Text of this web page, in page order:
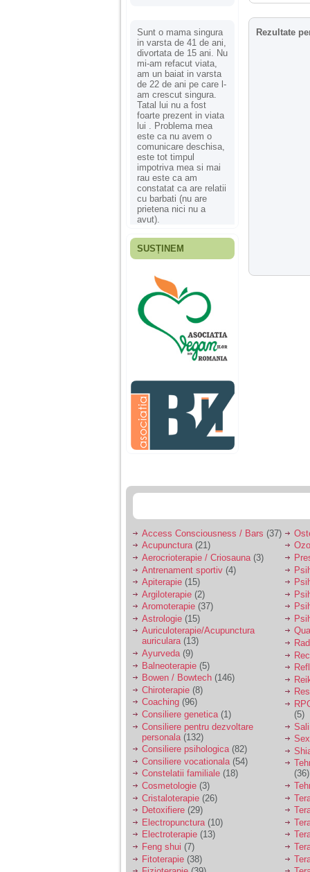
Sunt o mama singura
in varsta de 41 de ani,
divortata de 15 ani. Nu
mi-am refacut viata,
am un baiat in varsta
de 22 de ani pe care l-
am crescut singura.
Tatal lui nu a fost
foarte prezent in viata
lui . Problema mea
este ca nu avem o
comunicare deschisa,
este tot timpul
impotriva mea si mai
rau este ca am
constatat ca are relatii
cu barbati (nu are
prietena nici nu a
avut).
Fiica mea s-a nascut
ani, privind in urma
realizez cat de multe
greseli am facut in
educatia si cresterea
ei, am fost o mama
egoista, preocupata
de implinirea
profesionala, cand ea
era mica am neglijat-
agresiva, orice
greseala era taxata cu
o palma sau pedepse.
De 4 ani am o relatie
serioasa cu un barbat
sa se manifeste o
Ma aflu aici pentru ca
vreau sa stiu daca am
nevoie de un psiholog
sau psihiatru.
Sunt casatorita, am
31 de ani si un copil in
varsta de 2 ani care
mi-e lumina ochilor.
De ceva timp simt ca
mi s-a adunat
oboseala, o oboseala
cronica de care nu pot
scapa si simt ca din
cauza ei nu pot
controla nervii si
cateodata are copilul
de suferit.
Am o bariera peste
care nu pot trece:
prietena mea a ramas
insarcinata cu o fata.
Am fost de comun
acord sa facem un
copil, cu gandul ca e
baiat.
SUSȚINEM
Rezultate
Access Consciousness / Bars (37)
Acupunctura(21)
Aerocrioterapie / Criosauna (3)
Antrenament sportiv (4)
Apiterapie (15)
Argiloterapie (2)
Aromoterapie (37)
Astrologie (15)
Auriculoterapie/Acupunctura
auriculara(13)
Ayurveda(9)
Balneoterapie (5)
Bowen / Bowtech (146)
Chiroterapie (8)
Coaching (96)
Consiliere genetica(1)
Consiliere pentru dezvoltare
personala (132)
Consiliere psihologica(82)
Consiliere vocationala (54)
Constelatii familiale (18)
Cosmetologie (3)
Cristaloterapie (26)
Detoxifiere (29)
Electropunctura (10)
Electroterapie (13)
Feng shui (7)
Fitoterapie (38)
(5)
(36)